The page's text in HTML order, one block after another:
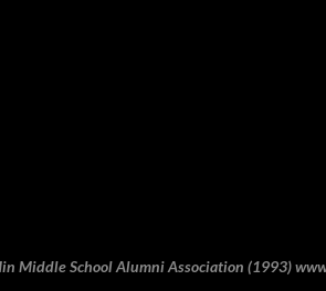
Middle School Alumni Association (1993)